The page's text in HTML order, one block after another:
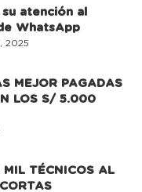
atención al
WhatsApp
2025
MEJOR PAGADAS
LOS S/ 5.000
MIL TÉCNICOS AL